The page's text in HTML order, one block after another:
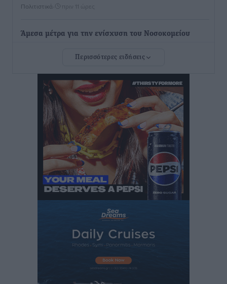
Πολιτιστικά πριν 11 ώρες
Άμεσα μέτρα για την ενίσχυση του Νοσοκομείου
ανακοίνωσε ο Άδωνις Γεωργιάδης
Iατρικός Σύλλογος Ροδου προς Α. Γεωργιάδη:
Στρατηγικές Προτάσεις για την Ενίσχυση της
Δημόσιας Υγείας στη Νησιωτική Ελλάδα και στα
Νοσοκομεία της Γ΄ Ζώνης
Τοπικές Ειδήσεις• πριν 11 ώρες
Πάνθηρες: Ξεκίνησαν αισιόδοξοι για την παρθενική
“πτήση” τους
Αθλητικά• πριν 11 ώρες
Περισσότερες ειδήσεις